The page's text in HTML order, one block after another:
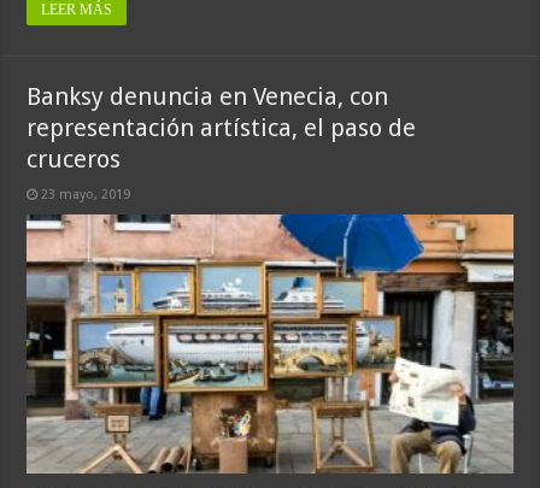
LEER MÁS
Banksy denuncia en Venecia, con
representación artística, el paso de
cruceros
23 mayo, 2019